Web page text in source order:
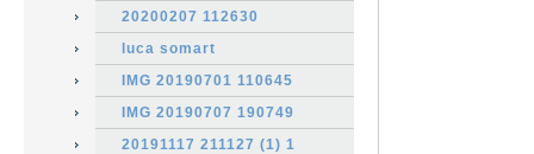
20200207 112630
luca somart
IMG 20190701 110645
IMG 20190707 190749
20191117 211127 (1) 1